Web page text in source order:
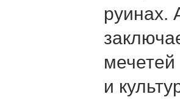
руинах.
мечетей
и